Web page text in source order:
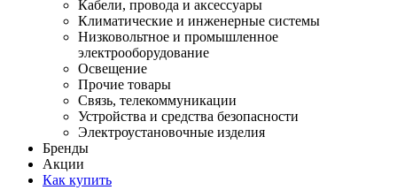
Кабели, провода и аксессуары
Климатические и инженерные системы
Низковольтное и промышленное
электрооборудование
Освещение
Прочие товары
Связь, телекоммуникации
Устройства и средства безопасности
Электроустановочные изделия
Бренды
Акции
Как купить